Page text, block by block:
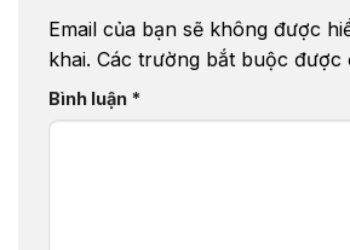
Email của bạn sẽ không được
khai. Các trường bắt buộc được
Bình luận *